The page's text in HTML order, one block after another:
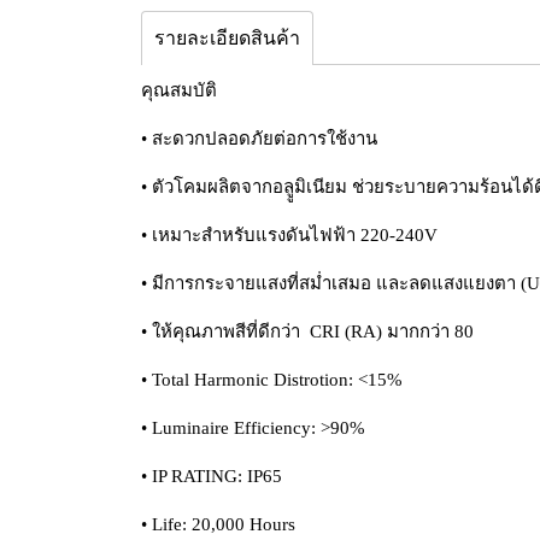
รายละเอียดสินค้า
คุณสมบัติ
• สะดวกปลอดภัยต่อการใช้งาน
• ตัวโคมผลิตจากอลููมิเนียม ช่วยระบายความร้อนได้
• เหมาะสำหรับแรงดันไฟฟ้า 220-240V
• มีการกระจายแสงที่สม่ำเสมอ และลดแสงแยงตา
• ให้คุณภาพสีที่ดีกว่า CRI (RA) มากกว่า 80
• Total Harmonic Distrotion: <15%
• Luminaire Efficiency: >90%
• IP RATING: IP65
• Life: 20,000 Hours